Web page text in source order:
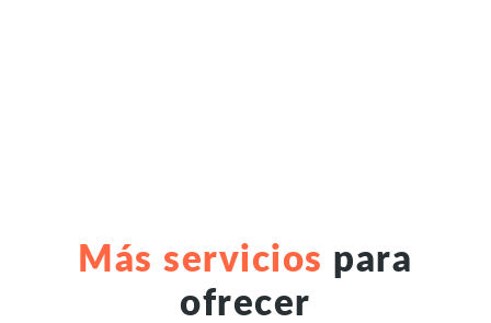
Más servicios para
ofrecer